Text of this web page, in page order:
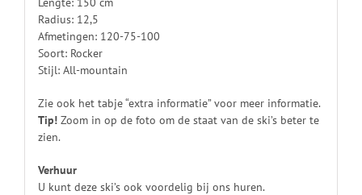
Radius: 12,5
Afmetingen: 120-75-100
Soort: Rocker
Stijl: All-mountain
Zie ook het tabje “extra informatie” voor meer informatie.
Tip!Zoom in op de foto om de staat van de ski’s beter te
zien.
Verhuur
U kunt deze ski’s ook voordelig bij ons huren.